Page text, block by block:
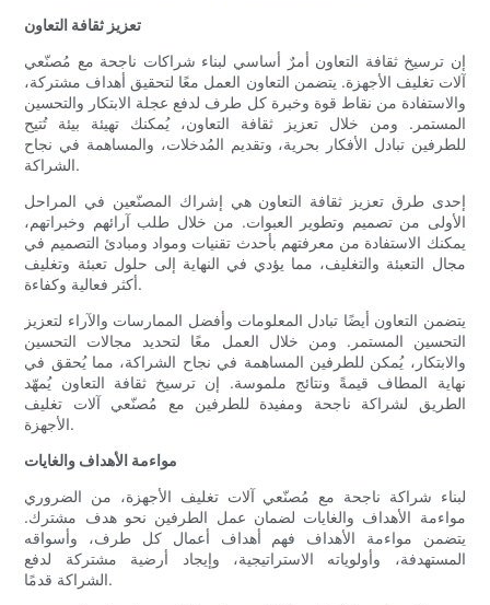
تعزيز ثقافة التعاون
إن ترسيخ ثقافة التعاون أمرٌ أساسي لبناء شراكات ناجحة مع مُصنّعي
آلات تغليف الأجهزة. يتضمن التعاون العمل معًا لتحقيق أهداف مشتركة،
والاستفادة من نقاط قوة وخبرة كل طرف لدفع عجلة الابتكار والتحسين
المستمر. ومن خلال تعزيز ثقافة التعاون، يُمكنك تهيئة بيئة تُتيح
للطرفين تبادل الأفكار بحرية، وتقديم المُدخلات، والمساهمة في نجاح
الشراكة.
إحدى طرق تعزيز ثقافة التعاون هي إشراك المصنّعين في المراحل
الأولى من تصميم وتطوير العبوات. من خلال طلب آرائهم وخبراتهم،
يمكنك الاستفادة من معرفتهم بأحدث تقنيات ومواد ومبادئ التصميم في
مجال التعبئة والتغليف، مما يؤدي في النهاية إلى حلول تعبئة وتغليف
أكثر فعالية وكفاءة.
يتضمن التعاون أيضًا تبادل المعلومات وأفضل الممارسات والآراء لتعزيز
التحسين المستمر. ومن خلال العمل معًا لتحديد مجالات التحسين
والابتكار، يُمكن للطرفين المساهمة في نجاح الشراكة، مما يُحقق في
نهاية المطاف قيمةً ونتائج ملموسة. إن ترسيخ ثقافة التعاون يُمهّد
الطريق لشراكة ناجحة ومفيدة للطرفين مع مُصنّعي آلات تغليف
الأجهزة.
مواءمة الأهداف والغايات
لبناء شراكة ناجحة مع مُصنّعي آلات تغليف الأجهزة، من الضروري
مواءمة الأهداف والغايات لضمان عمل الطرفين نحو هدف مشترك.
يتضمن مواءمة الأهداف فهم أهداف أعمال كل طرف، وأسواقه
المستهدفة، وأولوياته الاستراتيجية، وإيجاد أرضية مشتركة لدفع
الشراكة قدمًا.